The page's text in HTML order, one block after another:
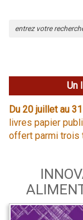
Un
Du 20 juillet au
livres papier
offert parmi trois